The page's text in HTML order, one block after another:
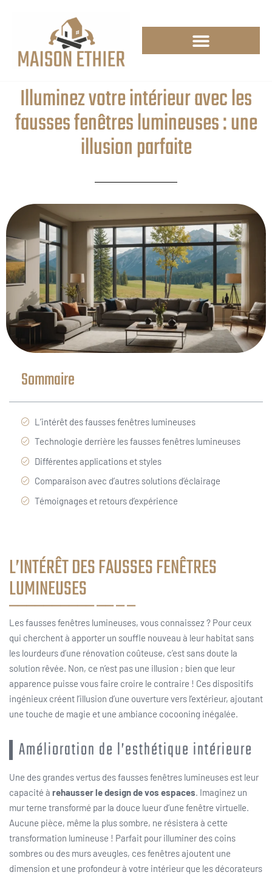
Illuminez votre intérieur avec les
fausses fenêtres lumineuses : une
illusion parfaite
Sommaire
L’intérêt des fausses fenêtres lumineuses
Technologie derrière les fausses fenêtres lumineuses
Différentes applications et styles
Comparaison avec d’autres solutions d’éclairage
Témoignages et retours d’expérience
L’INTÉRÊT DES FAUSSES FENÊTRES
LUMINEUSES
Les fausses fenêtres lumineuses, vous connaissez ? Pour ceux
qui cherchent à apporter un souffle nouveau à leur habitat sans
les lourdeurs d’une rénovation coûteuse, c’est sans doute la
solution rêvée. Non, ce n’est pas une illusion ; bien que leur
apparence puisse vous faire croire le contraire ! Ces dispositifs
ingénieux créent l’illusion d’une ouverture vers l’extérieur, ajoutant
une touche de magie et une ambiance cocooning inégalée.
Amélioration de l’esthétique intérieure
Une des grandes vertus des fausses fenêtres lumineuses est leur
capacité à rehausser le design de vos espaces. Imaginez un
mur terne transformé par la douce lueur d’une fenêtre virtuelle.
Aucune pièce, même la plus sombre, ne résistera à cette
transformation lumineuse ! Parfait pour illuminer des coins
sombres ou des murs aveugles, ces fenêtres ajoutent une
dimension et une profondeur à votre intérieur que les décorateurs